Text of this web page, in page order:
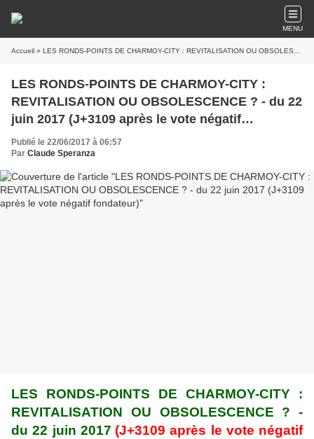
MENU
Accueil » LES RONDS-POINTS DE CHARMOY-CITY : REVITALISATION OU OBSOLESCENCE ? - du 22 juin 2017 (J+3109 après le vote négatif fondateur)
LES RONDS-POINTS DE CHARMOY-CITY :
REVITALISATION OU OBSOLESCENCE ? - du 22
juin 2017 (J+3109 après le vote négatif
fondateur)
Publié le 22/06/2017 à 06:57
Par Claude Speranza
LES RONDS-POINTS DE CHARMOY-CITY :
REVITALISATION OU OBSOLESCENCE ? -
du 22 juin 2017 (J+3109 après le vote négatif